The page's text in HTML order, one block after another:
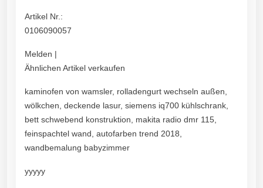
Artikel Nr.:
0106090057
Melden |
Ähnlichen Artikel verkaufen
kaminofen von wamsler, rolladengurt wechseln außen,
wölkchen, deckende lasur, siemens iq700 kühlschrank,
bett schwebend konstruktion, makita radio dmr 115,
feinspachtel wand, autofarben trend 2018,
wandbemalung babyzimmer
yyyyy